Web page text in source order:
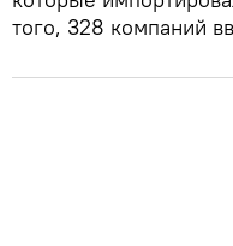
того, 328 компаний